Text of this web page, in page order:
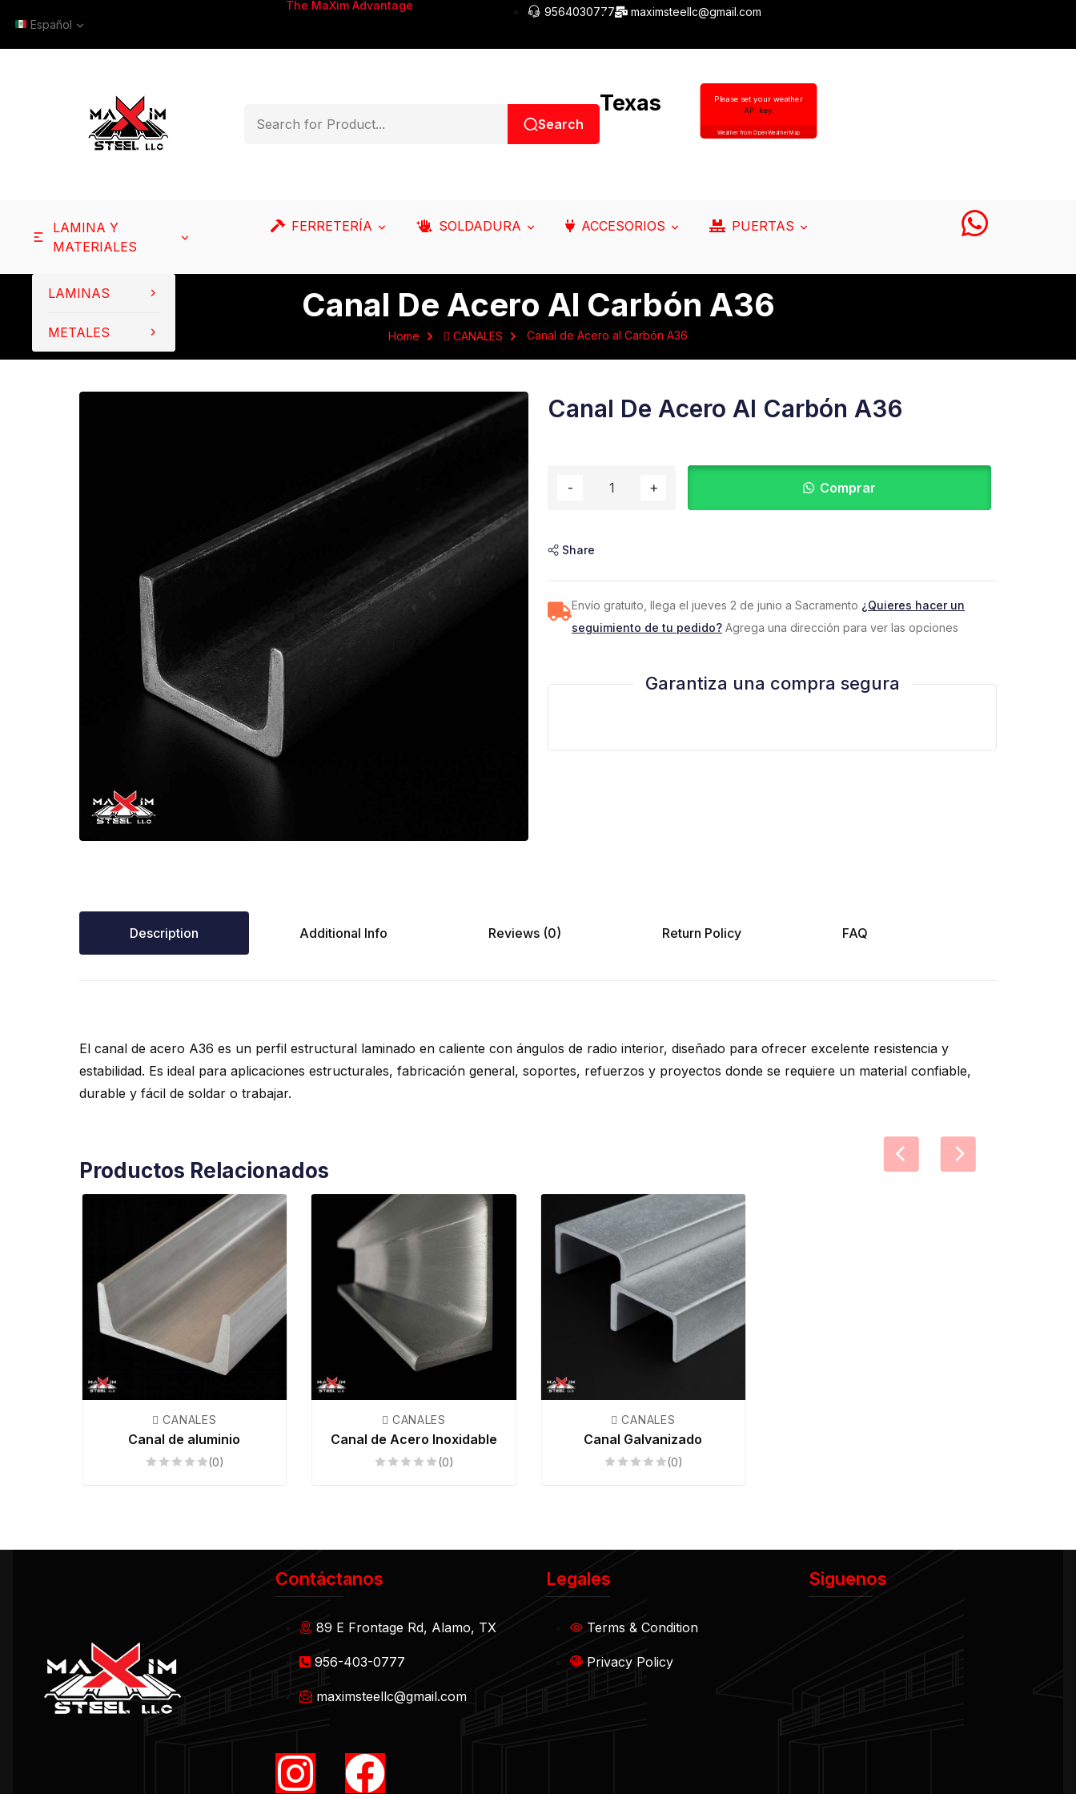
Español
The MaXim Advantage 9564030777 maximsteellc@gmail.com
Search
Texas
Please set your weather
API key.
Weather from OpenWeatherMap
LAMINA Y
MATERIALES
LAMINAS
METALES
FERRETERÍA SOLDADURA ACCESORIOS PUERTAS
Canal De Acero Al Carbón A36
Home  CANALES Canal de Acero al Carbón A36
Canal De Acero Al Carbón A36
Comprar
Share
Envío gratuito, llega el jueves 2 de junio a Sacramento ¿Quieres hacer un
seguimiento de tu pedido? Agrega una dirección para ver las opciones
Garantiza una compra segura
Description Additional Info Reviews (0) Return Policy FAQ
El canal de acero A36 es un perfil estructural laminado en caliente con ángulos de radio interior, diseñado para ofrecer excelente resistencia y
estabilidad. Es ideal para aplicaciones estructurales, fabricación general, soportes, refuerzos y proyectos donde se requiere un material confiable,
durable y fácil de soldar o trabajar.
Productos Relacionados
 CANALES
Canal de aluminio
(0)
 CANALES
Canal de Acero Inoxidable
(0)
 CANALES
Canal Galvanizado
(0)
Contáctanos
89 E Frontage Rd, Alamo, TX
956-403-0777
maximsteellc@gmail.com
Legales
Terms & Condition
Privacy Policy
Siguenos